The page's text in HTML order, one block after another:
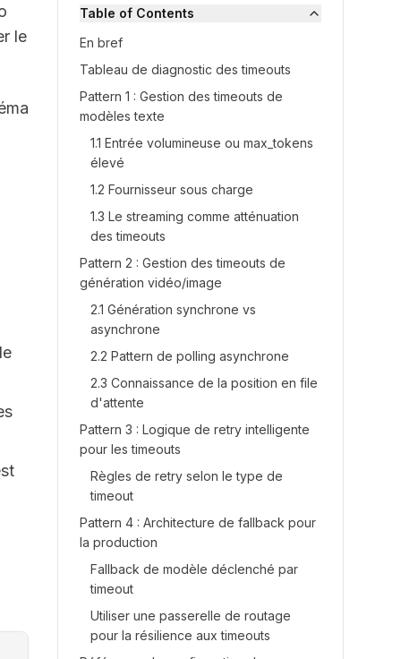
le
Table of Contents
En bref
Tableau de diagnostic des timeouts
Pattern 1 : Gestion des timeouts de
modèles texte
1.1 Entrée volumineuse ou max_tokens
élevé
1.2 Fournisseur sous charge
1.3 Le streaming comme atténuation
des timeouts
Pattern 2 : Gestion des timeouts de
génération vidéo/image
2.1 Génération synchrone vs
asynchrone
2.2 Pattern de polling asynchrone
2.3 Connaissance de la position en file
d'attente
Pattern 3 : Logique de retry intelligente
pour les timeouts
Règles de retry selon le type de
timeout
Pattern 4 : Architecture de fallback pour
la production
Fallback de modèle déclenché par
timeout
Utiliser une passerelle de routage
pour la résilience aux timeouts